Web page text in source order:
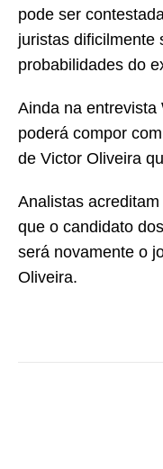
pode ser
juristas dificilmente
probabilidades do
Ainda na entrevista
poderá compor
de Victor Oliveira
Analistas
que o candidato
será novamente o
Oliveira.